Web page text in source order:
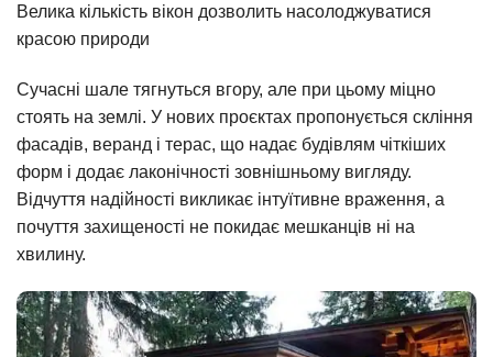
Велика кількість вікон дозволить насолоджуватися
красою природи
Сучасні шале тягнуться вгору, але при цьому міцно
стоять на землі. У нових проєктах пропонується скління
фасадів, веранд і терас, що надає будівлям чіткіших
форм і додає лаконічності зовнішньому вигляду.
Відчуття надійності викликає інтуїтивне враження, а
почуття захищеності не покидає мешканців ні на
хвилину.